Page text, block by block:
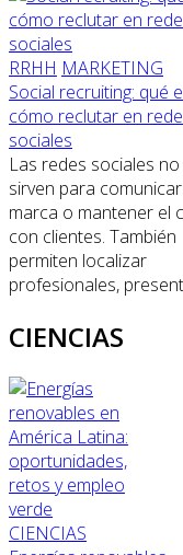
RRHH MARKETING
Social recruiting: qué
cómo reclutar en
sociales
Las redes sociales
sirven para
marca o mantener el
con clientes. También
permiten localizar
profesionales,
CIENCIAS
CIENCIAS